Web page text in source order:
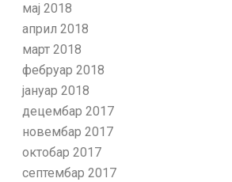
мај 2018
април 2018
март 2018
фебруар 2018
јануар 2018
децембар 2017
новембар 2017
октобар 2017
септембар 2017